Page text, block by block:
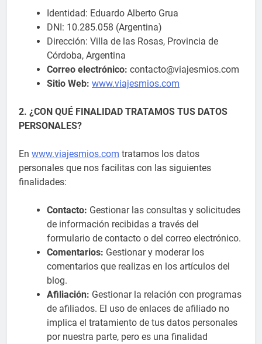
Identidad: Eduardo Alberto Grua
DNI: 10.285.058 (Argentina)
Dirección: Villa de las Rosas, Provincia de
Córdoba, Argentina
Correo electrónico: contacto@viajesmios.com
Sitio Web: www.viajesmios.com
2. ¿CON QUÉ FINALIDAD TRATAMOS TUS DATOS
PERSONALES?
En www.viajesmios.com tratamos los datos
personales que nos facilitas con las siguientes
finalidades:
Contacto: Gestionar las consultas y solicitudes
de información recibidas a través del
formulario de contacto o del correo electrónico.
Comentarios: Gestionar y moderar los
comentarios que realizas en los artículos del
blog.
Afiliación: Gestionar la relación con programas
de afiliados. El uso de enlaces de afiliado no
implica el tratamiento de tus datos personales
por nuestra parte, pero es una finalidad